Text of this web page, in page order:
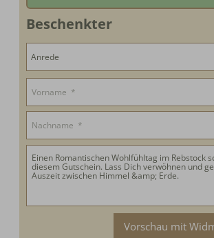
Schweiz: € 5,--
Wir drucken Ihnen den Gutschein und verpacken Ihn.
Zahlung Online, vor Ort oder auf Rechnung.
Beschenkter
Vorschau mit